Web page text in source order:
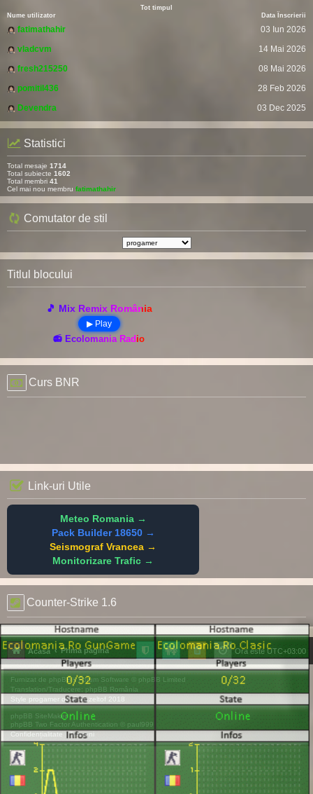
Tot timpul
Nume utilizator
Data Înscrierii
fatimathahir
03 Iun 2026
vladcvm
14 Mai 2026
fresh215250
08 Mai 2026
pomitil436
28 Feb 2026
Devendra
03 Dec 2025
Statistici
Total mesaje 1714
Total subiecte 1602
Total membri 41
Cel mai nou membru fatimathahir
Comutator de stil
Titlul blocului
🎵 Mix Remix România
▶ Play
📻 Ecolomania Radio
Curs BNR
Link-uri Utile
Meteo Romania →
Pack Builder 18650 →
Seismograf Vrancea →
Monitorizare Trafic →
Counter-Strike 1.6
Acasă Prima pagină Ora este UTC+03:00
Furnizat de phpBB® Forum Software © phpBB Limited
Translation/Traducere: phpBB România
Style progamer de ©Mazeltof 2018
phpBB SiteMaker
phpBB Two Factor Authentication © paul999
Confidențialitate |Termeni